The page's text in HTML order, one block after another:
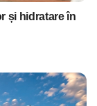
și hidratare în